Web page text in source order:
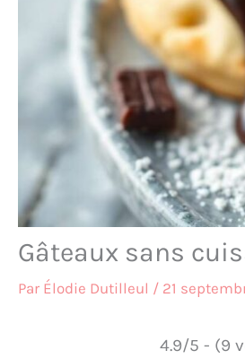
Gâteaux sans
Par Élodie Dutilleul / 21
4.9/5 - (9